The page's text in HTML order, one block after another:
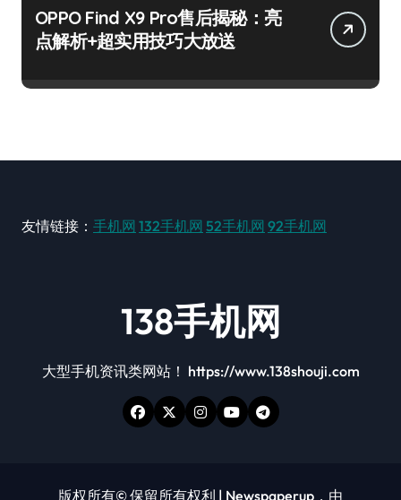
OPPO Find X9 Pro售后揭秘：亮
点解析+超实用技巧大放送
友情链接： 手机网 132手机网 52手机网 92手机网
138手机网
大型手机资讯类网站！ https://www.138shouji.com
版权所有© 保留所有权利 | Newspaperup ，由